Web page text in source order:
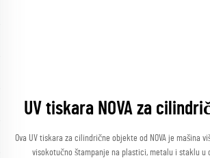
UV tiskara NOVA za
Ova UV tiskara za cilindrične objekte od NOVA je mašina
visokotučno štampanje na plastici, metalu i staklu u